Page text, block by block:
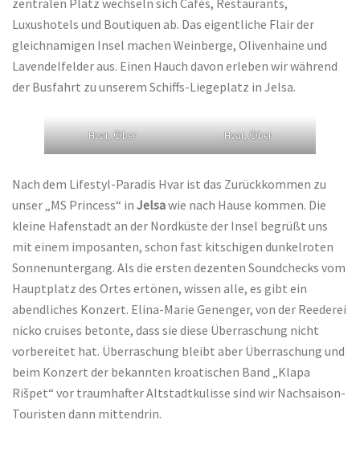
Luxushotels und Boutiquen ab. Das eigentliche Flair der
gleichnamigen Insel machen Weinberge, Olivenhaine und
Lavendelfelder aus. Einen Hauch davon erleben wir während
der Busfahrt zu unserem Schiffs-Liegeplatz in Jelsa.
Hvar, ©ber Hvar, ©ber
Nach dem Lifestyl-Paradis Hvar ist das Zurückkommen zu
unser „MS Princess“ in Jelsawie nach Hause kommen. Die
kleine Hafenstadt an der Nordküste der Insel begrüßt uns
mit einem imposanten, schon fast kitschigen dunkelroten
Sonnenuntergang. Als die ersten dezenten Soundchecks vom
Hauptplatz des Ortes ertönen, wissen alle, es gibt ein
abendliches Konzert. Elina-Marie Genenger, von der Reederei
nicko cruises betonte, dass sie diese Überraschung nicht
vorbereitet hat. Überraschung bleibt aber Überraschung und
beim Konzert der bekannten kroatischen Band „Klapa
Rišpet“ vor traumhafter Altstadtkulisse sind wir Nachsaison-
Touristen dann mittendrin.